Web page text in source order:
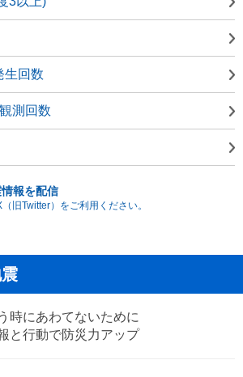
生回数
測回数
報を配信
旧Twitter）をご利用ください。
時にあわてないために
と行動で防災力アップ